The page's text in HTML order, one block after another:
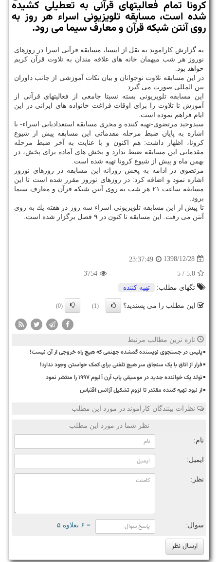
كرونا تمام فعالیتهای قرآنی به تعطیلی كشیده
شده است، مسابقه تلویزیونی اسراء هر روز به
روی آنتن شبكه قرآن و معارف سیما می رود.
به گزارش كاراموند به نقل از ایسنا، مسابقه قرآنی اسرا در روزهای
نوروز هر شب میهمان خانه های علاقه مندان به تلاوت قرآن كریم
خواهد بود.
در این مسابقه تلاوت نوجوانان و بیان نكات آموزشی از جانب داوران
بین المللی صورت می گیرد.
این مسابقه تلویزیونی بسته نسبتا جامعی از فعالیتهای قرآنی از
آموزش تا تلاوت را برای اوقات فراغت خانواده های ایرانی در این
ایام فراهم نموده است.
سیدوحید مرتضوی-تهیه كننده و مجری مسابقه استعدادیابی اسراء- با
اشاره به پایان ضبط مرحله مقدماتی این مسابقه پیش از شیوع
كرونا، اظهار داشت: هم اكنون و با عنایت به آخر ضبط مرحله
مقدماتی این مسابقه ضبط ندارد و بخش های آماده برای پخش، در
بهمن ماه و پیش از شیوع كرونا تهیه شده است.
مرتضوی در ادامه به پخش روزانه این مسابقه در روزهای نوروز
اشاره نمود و اضافه كرد: در روزهای نوروز مقرر شده است تا این
مسابقه ساعت ۲۱ هر شب به روی آنتن شبكه قرآن و معارف سیما
برود.
تا پیش از این مسابقه تلویزیونی اسراء سه روز در هفته یك به روی
آنتن می رفت. این مسابقه تا كنون در ۹ فصل برگزار شده است.
1398/12/28
23:37:49
5.0
/ 5
3754
تگهای مطلب:
تهیه كننده
این مطلب را می پسندید؟ (1)
(0)
تازه ترین مطالب مرتبط
پلیس در جستجوی نویسنده گمشده جهنمی که هیچ راه خروجی از آن نیست!
فرار از اتاق با یک سنجاق سر هیچ تلفنی برای کمک خواستن وجود ندارد!
تولد یک خواننده جدید در موسیقی پاپ آرن آلبوم ۱۹۹۷ را منتشر نمود
از نبود تهیه کننده مقتدر تا لزوم تشکیل آژانس اقتباس
نظرات بینندگان کاراموند در مورد این مطلب
نظر شما در مورد این مطلب
نام:
ایمیل:
نظر:
سوال: = ۶ بعلاوه ۵